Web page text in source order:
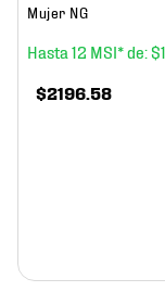
Mujer NG
12 $
$2196 58